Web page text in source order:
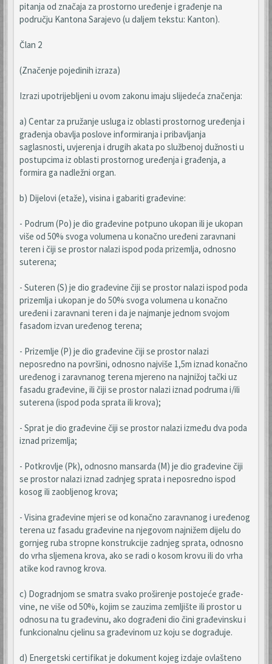
pitanja od značaja za prostorno uređenje i građenje na
području Kantona Sarajevo (u daljem tekstu: Kanton).
Član 2
(Značenje pojedinih izraza)
Izrazi upotrijebljeni u ovom zakonu imaju slijedeća značenja:
a) Centar za pružanje usluga iz oblasti prostornog uređenja i
građenja obavlja poslove informiranja i pribavljanja
saglasnosti, uvjerenja i drugih akata po službenoj dužnosti u
postupcima iz oblasti prostornog uređenja i građenja, a
formira ga nadležni organ.
b) Dijelovi (etaže), visina i gabariti građevine:
- Podrum (Po) je dio građevine potpuno ukopan ili je ukopan
više od 50% svoga volumena u konačno uređeni zaravnani
teren i čiji se prostor nalazi ispod poda prizemlja, odnosno
suterena;
- Suteren (S) je dio građevine čiji se prostor nalazi ispod poda
prizemlja i ukopan je do 50% svoga volumena u konačno
uređeni i zaravnani teren i da je najmanje jednom svojom
fasadom izvan uređenog terena;
- Prizemlje (P) je dio građevine čiji se prostor nalazi
neposredno na površini, odnosno najviše 1,5m iznad konačno
uređenog i zaravnanog terena mjereno na najnižoj tački uz
fasadu građevine, ili čiji se prostor nalazi iznad podruma i/ili
suterena (ispod poda sprata ili krova);
- Sprat je dio građevine čiji se prostor nalazi između dva poda
iznad prizemlja;
- Potkrovlje (Pk), odnosno mansarda (M) je dio građevine čiji
se prostor nalazi iznad zadnjeg sprata i neposredno ispod
kosog ili zaobljenog krova;
- Visina građevine mjeri se od konačno zaravnanog i uređenog
terena uz fasadu građevine na njegovom najnižem dijelu do
gornjeg ruba stropne konstrukcije zadnjeg sprata, odnosno
do vrha sljemena krova, ako se radi o kosom krovu ili do vrha
atike kod ravnog krova.
c) Dogradnjom se smatra svako proširenje postojeće građe-
vine, ne više od 50%, kojim se zauzima zemljište ili prostor u
odnosu na tu građevinu, ako dograđeni dio čini građevinsku i
funkcionalnu cjelinu sa građevinom uz koju se dograđuje.
d) Energetski certifikat je dokument kojeg izdaje ovlašteno